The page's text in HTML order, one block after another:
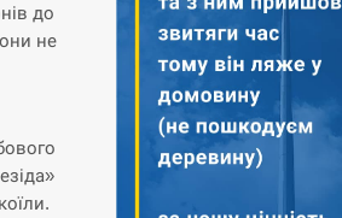
до
не